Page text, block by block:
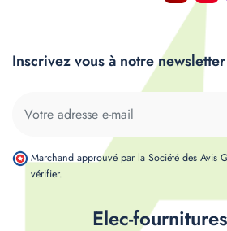
Elec-
Inscrivez vous à notre newsletter
Marchand approuvé par la Société des Avis
vérifier.